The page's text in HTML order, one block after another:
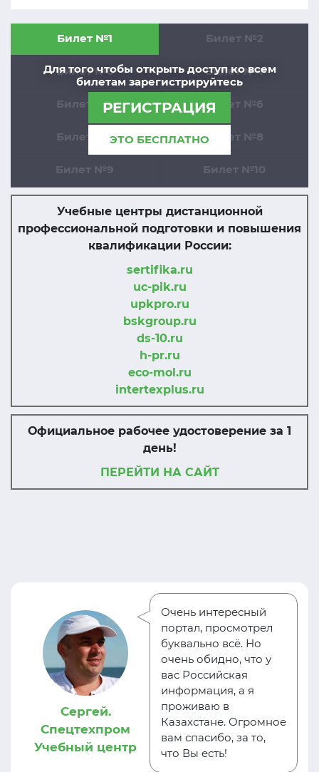
Для того чтобы открыть доступ ко всем
билетам зарегистрируйтесь
РЕГИСТРАЦИЯ
ЭТО БЕСПЛАТНО
Билет №1 Билет №2
Билет №3 Билет №4
Билет №5 Билет №6
Билет №7 Билет №8
Билет №9 Билет №10
Учебные центры дистанционной
профессиональной подготовки и повышения
квалификации России:
sertifika.ru
uc-pik.ru
upkpro.ru
bskgroup.ru
ds-10.ru
h-pr.ru
eco-mol.ru
intertexplus.ru
Официальное рабочее удостоверение за 1
день!
ПЕРЕЙТИ НА САЙТ
Сергей.
Спецтехпром
Учебный центр
Очень интересный
портал, просмотрел
буквально всё. Но
очень обидно, что у
вас Российская
информация, а я
проживаю в
Казахстане. Огромное
вам спасибо, за то,
что Вы есть!